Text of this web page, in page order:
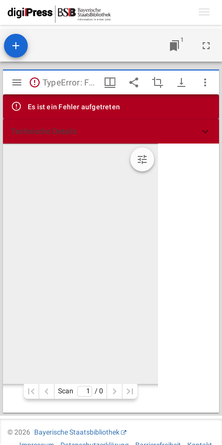
1
Mirador
Viewer
TypeError: Failed to fetch
Es ist ein Fehler aufgetreten
Technische Details
Scan / 0
©2026
Bayerische Staatsbibliothek